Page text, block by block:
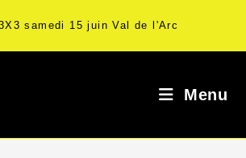
samedi 15 juin Val de l'Arc
Menu